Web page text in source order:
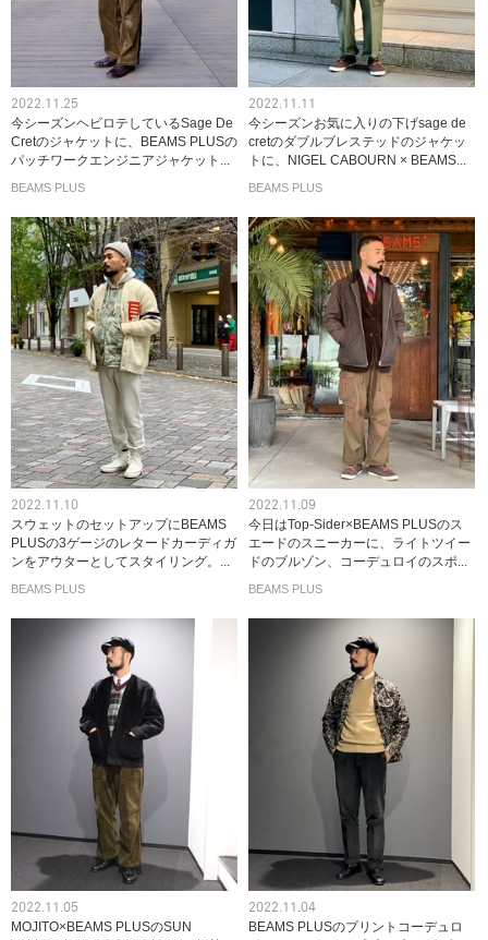
2022.11.25
今シーズンヘビロテしているSage De
Cretのジャケットに、BEAMS PLUSの
パッチワークエンジニアジャケット...
BEAMS PLUS
2022.11.11
今シーズンお気に入りの下げsage de
cretのダブルブレステッドのジャケッ
トに、NIGEL CABOURN × BEAMS...
BEAMS PLUS
2022.11.10
スウェットのセットアップにBEAMS
PLUSの3ゲージのレタードカーディガ
ンをアウターとしてスタイリング。...
BEAMS PLUS
2022.11.09
今日はTop-Sider×BEAMS PLUSのス
エードのスニーカーに、ライトツイー
ドのブルゾン、コーデュロイのスポ...
BEAMS PLUS
2022.11.05
MOJITO×BEAMS PLUSのSUN
2022.11.04
BEAMS PLUSのプリントコーデュロ